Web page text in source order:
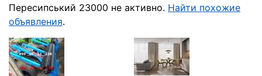
Пересипський 23000 не активно. Найти похожие
объявления.